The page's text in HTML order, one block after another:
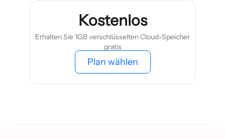
Kostenlos
Erhalten Sie 1GB verschlüsselten Cloud-Speicher
gratis
Plan wählen